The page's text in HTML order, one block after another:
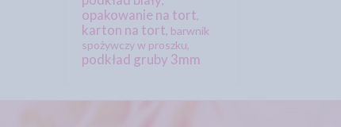
opakowanie na tort,
karton na tort, barwnik
spożywczy w proszku,
podkład gruby 3mm